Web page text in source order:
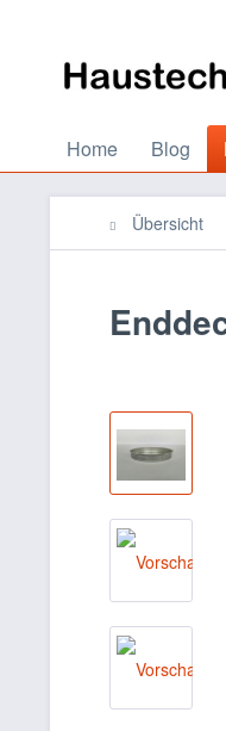
Home Blog
Übersicht